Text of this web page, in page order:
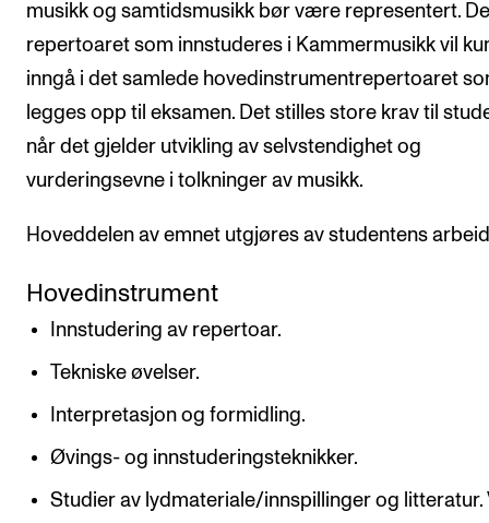
musikk og samtidsmusikk bør være representert.
repertoaret som innstuderes i Kammermusikk vil
inngå i det samlede hovedinstrumentrepertoaret
legges opp til eksamen. Det stilles store krav til
når det gjelder utvikling av selvstendighet og
vurderingsevne i tolkninger av musikk.
Hoveddelen av emnet utgjøres av studentens
Hovedinstrument
Innstudering av repertoar.
Tekniske øvelser.
Interpretasjon og formidling.
Øvings- og innstuderingsteknikker.
Studier av lydmateriale/innspillinger og litteratur.